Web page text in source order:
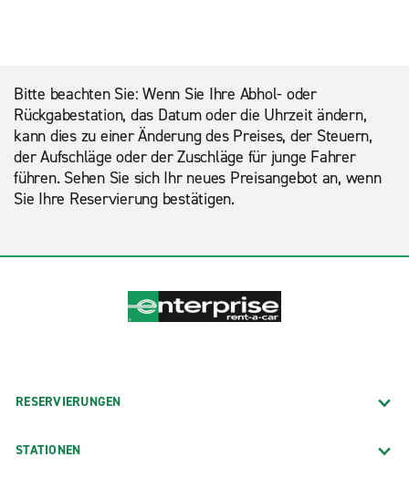
Bitte beachten Sie: Wenn Sie Ihre Abhol- oder
Rückgabestation, das Datum oder die Uhrzeit ändern,
kann dies zu einer Änderung des Preises, der Steuern,
der Aufschläge oder der Zuschläge für junge Fahrer
führen. Sehen Sie sich Ihr neues Preisangebot an, wenn
Sie Ihre Reservierung bestätigen.
RESERVIERUNGEN
STATIONEN